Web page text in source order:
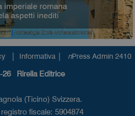
| Informativa | nPress Admin 2410
26 Rirella Editrice
(Ticino) Svizzera.
fiscale: 5904874